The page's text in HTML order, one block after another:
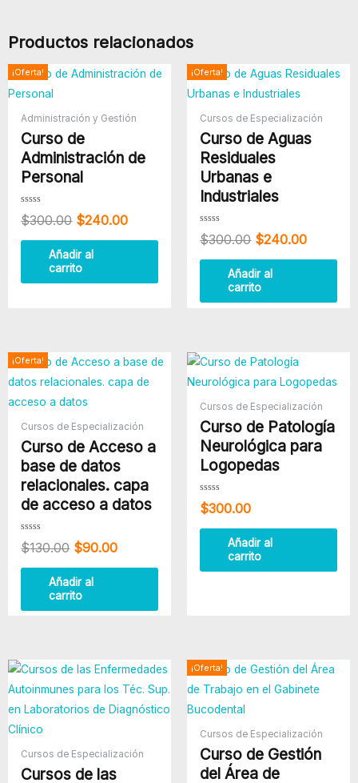
Personal
de
Enfermería
cantidad
Productos relacionados
¡Oferta!
Administración y Gestión
Curso de
Administración de
Personal
Valorado
con
de
$300.00
El
era:
$300.00.
$240.00
El
es:
Añadir al
carrito
¡Oferta!
Cursos de Especialización
Curso de Aguas
Residuales
Urbanas e
Industriales
Valorado
con
de
$300.00
El
precio
era:
$300.00.
$240.00
El
es:
Añadir al
carrito
¡Oferta!
Cursos de Especialización
Curso de Acceso a
base de datos
relacionales. capa
de acceso a datos
Valorado
con
de
$130.00
El
precio
original
era:
$130.00.
$90.00
El
precio
actual
$90.00.
Añadir al
carrito
Cursos de Especialización
Curso de Patología
Neurológica para
Logopedas
Valorado
con
de
$300.00
Añadir al
carrito
Cursos de Especialización
Cursos de las
¡Oferta!
Cursos de Especialización
Curso de Gestión
del Área de
El
precio
$300.00.
El
precio